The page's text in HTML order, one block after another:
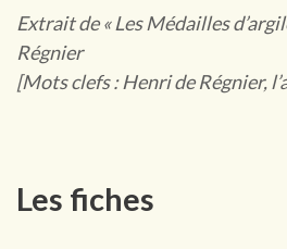
Extrait de « Les Médailles
Régnier
[Mots clefs : Henri de Régnier,
Les fiches